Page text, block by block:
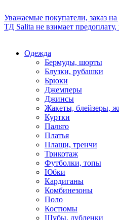
Уважаемые покупатели, заказ
ТД Salita не взимает
Одежда
Бермуды, шорты
Блузки, рубашки
Брюки
Джемперы
Джинсы
Жакеты, блейзеры,
Куртки
Пальто
Платья
Плащи, тренчи
Трикотаж
Футболки, топы
Юбки
Кардиганы
Комбинезоны
Поло
Костюмы
Шубы, дубленки